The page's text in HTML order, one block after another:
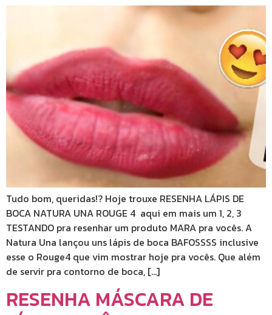
Tudo bom, queridas!? Hoje trouxe RESENHA LÁPIS DE
BOCA NATURA UNA ROUGE 4 aqui em mais um 1, 2, 3
TESTANDO pra resenhar um produto MARA pra vocês. A
Natura Una lançou uns lápis de boca BAFOSSSS inclusive
esse o Rouge4 que vim mostrar hoje pra vocês. Que além
de servir pra contorno de boca, […]
RESENHA MÁSCARA DE